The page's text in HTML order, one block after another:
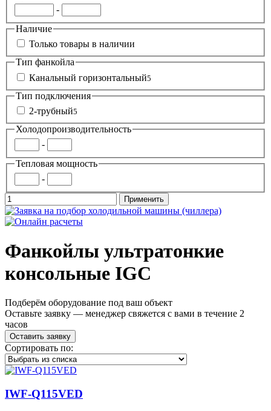
-
Наличие
Только товары в наличии
Тип фанкойла
Канальный горизонтальный5
Тип подключения
2-трубный5
Холодопроизводительность
-
Тепловая мощность
-
Фанкойлы ультратонкие
консольные IGC
Подберём оборудование под ваш объект
Оставьте заявку — менеджер свяжется с вами в течение 2
часов
Оставить заявку
Сортировать по:
IWF-Q115VED